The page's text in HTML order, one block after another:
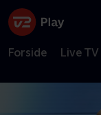
Forside Live TV